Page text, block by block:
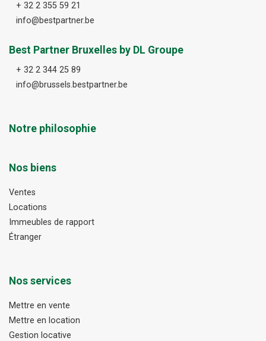
+ 32 2 355 59 21
info@bestpartner.be
Best Partner Bruxelles by DL Groupe
+ 32 2 344 25 89
info@brussels.bestpartner.be
Notre philosophie
Nos biens
Ventes
Locations
Immeubles de rapport
Étranger
Nos services
Mettre en vente
Mettre en location
Gestion locative